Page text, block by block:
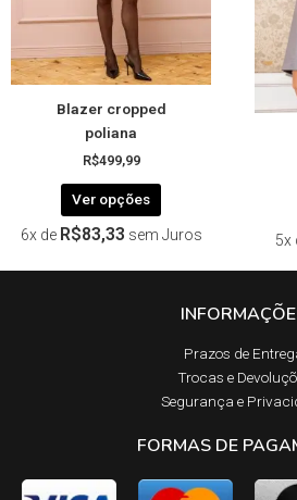
Blazer cropped
poliana
R$499,99
Ver opções
ser
escolhidas
na
página
do
6x de R$83,33 sem Juros 5x
Prazos de
Trocas e
Segurança e
FORMAS DE